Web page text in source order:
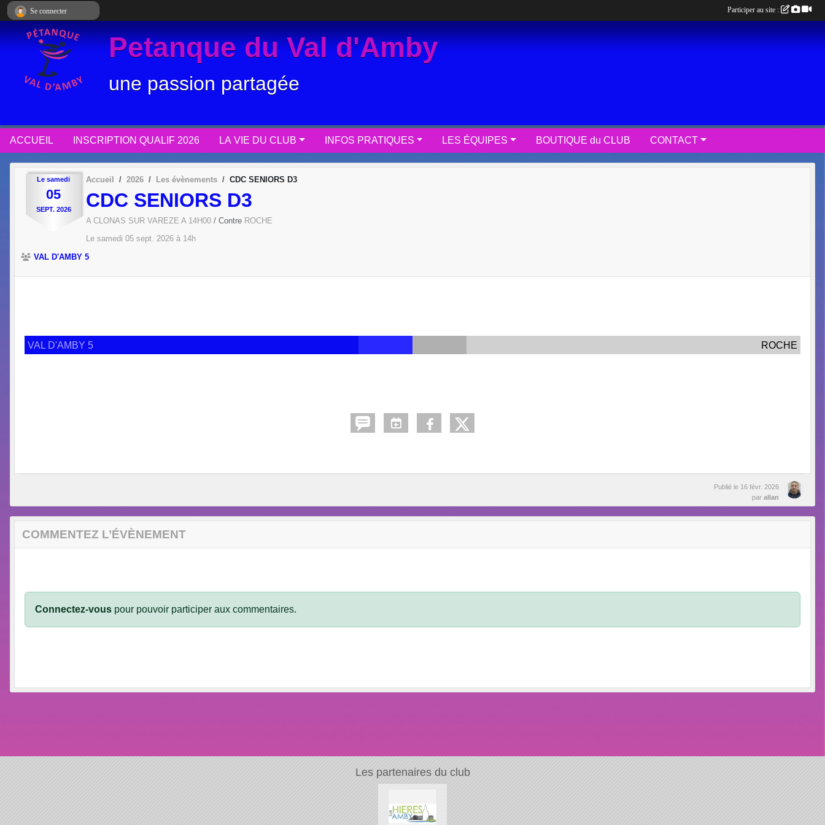
Petanque du Val d'Amby
une passion partagée
ACCUEIL INSCRIPTION QUALIF 2026 LA VIE DU CLUB INFOS PRATIQUES LES ÉQUIPES BOUTIQUE du CLUB CONTACT
Le samedi
05
SEPT. 2026
Accueil 2026 Les évènements CDC SENIORS D3
CDC SENIORS D3
A CLONAS SUR VAREZE A 14H00 / Contre ROCHE
Le samedi 05 sept. 2026 à 14h
VAL D'AMBY 5
VAL D'AMBY 5 ROCHE
Publié le 16 févr. 2026
par allan
COMMENTEZ L’ÉVÈNEMENT
Connectez-vous pour pouvoir participer aux commentaires.
Les partenaires du club
Se connecter Participer au site :
Panneau de gestion des cookies